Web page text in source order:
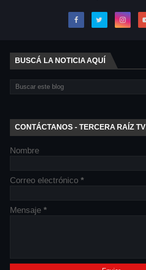
BUSCÁ LA NOTICIA AQUÍ
CONTÁCTANOS - TERCERA RAÍZ TV
Nombre
Correo electrónico *
Mensaje *